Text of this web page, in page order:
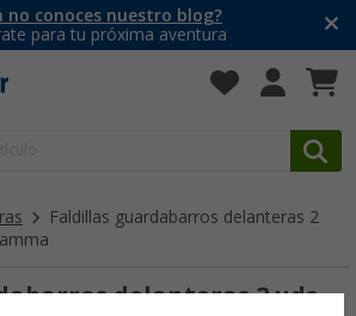
no conoces nuestro blog?
para tu próxima aventura
Faldillas guardabarros delanteras 2
delanteras 2 uds.